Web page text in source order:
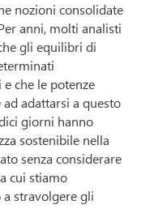
nozioni consolidate
anni, molti analisti
gli equilibri di
che le potenze
adattarsi a questo
giorni hanno
sostenibile nella
senza considerare
cui stiamo
stravolgere gli